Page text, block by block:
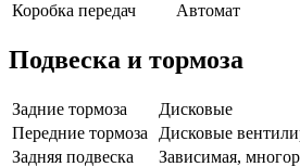
Коробка передач
Автомат
Подвеска и тормоза
Задние тормоза
Дисковые
Передние тормоза
Дисковые
Задняя подвеска
Зависимая,